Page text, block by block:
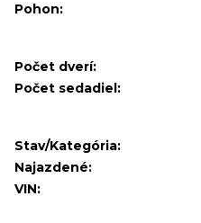
Pohon:
Počet dverí:
Počet sedadiel:
Stav/Kategória:
Najazdené:
VIN: